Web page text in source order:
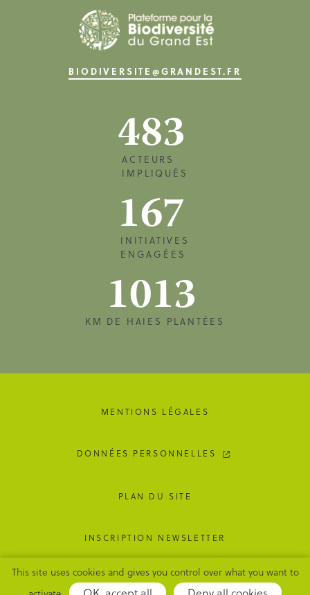
BIODIVERSITE@GRANDEST.FR
483
ACTEURS
IMPLIQUÉS
167
INITIATIVES
ENGAGÉES
1013
KM DE HAIES PLANTÉES
MENTIONS LÉGALES
DONNÉES PERSONNELLES
PLAN DU SITE
INSCRIPTION NEWSLETTER
GESTION DES COOKIES
This site uses cookies and gives you control over what you want to